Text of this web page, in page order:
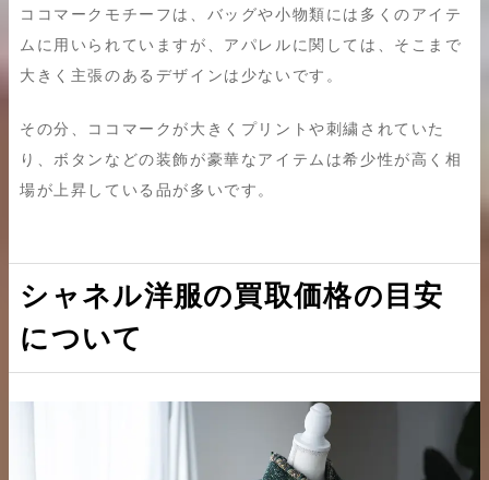
ココマークモチーフは、バッグや小物類には多くのアイテ
ムに用いられていますが、アパレルに関しては、そこまで
大きく主張のあるデザインは少ないです。
その分、ココマークが大きくプリントや刺繍されていた
り、ボタンなどの装飾が豪華なアイテムは希少性が高く相
場が上昇している品が多いです。
シャネル洋服の買取価格の目安
について